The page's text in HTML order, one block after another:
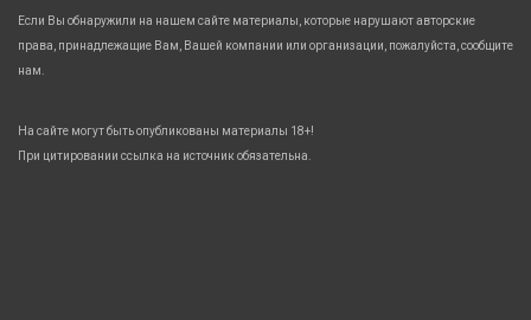
Если Вы обнаружили на нашем сайте материалы, которые нарушают авторские
права, принадлежащие Вам, Вашей компании или организации, пожалуйста, сообщите
нам.
На сайте могут быть опубликованы материалы 18+!
При цитировании ссылка на источник обязательна.